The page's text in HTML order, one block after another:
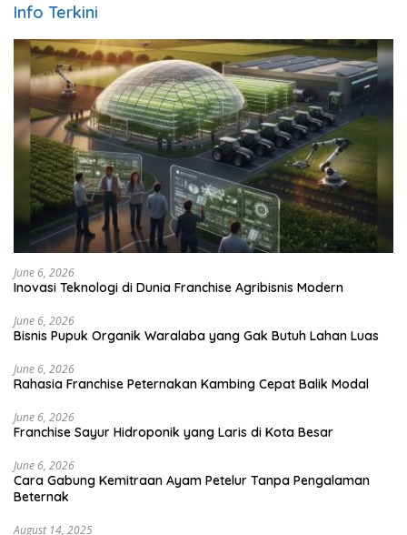
Info Terkini
June 6, 2026
Inovasi Teknologi di Dunia Franchise Agribisnis Modern
June 6, 2026
Bisnis Pupuk Organik Waralaba yang Gak Butuh Lahan Luas
June 6, 2026
Rahasia Franchise Peternakan Kambing Cepat Balik Modal
June 6, 2026
Franchise Sayur Hidroponik yang Laris di Kota Besar
June 6, 2026
Cara Gabung Kemitraan Ayam Petelur Tanpa Pengalaman
Beternak
August 14, 2025